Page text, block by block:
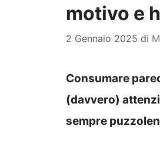
motivo e
2 Gennaio 2025 di
Consumare
(davvero)
sempre